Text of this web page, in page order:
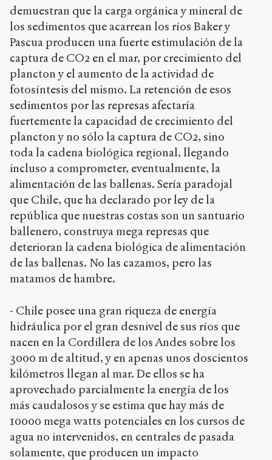
demuestran que la carga orgánica y mineral de
los sedimentos que acarrean los ríos Baker y
Pascua producen una fuerte estimulación de la
captura de CO2 en el mar, por crecimiento del
plancton y el aumento de la actividad de
fotosíntesis del mismo. La retención de esos
sedimentos por las represas afectaría
fuertemente la capacidad de crecimiento del
plancton y no sólo la captura de CO2, sino
toda la cadena biológica regional, llegando
incluso a comprometer, eventualmente, la
alimentación de las ballenas. Sería paradojal
que Chile, que ha declarado por ley de la
república que nuestras costas son un santuario
ballenero, construya mega represas que
deterioran la cadena biológica de alimentación
de las ballenas. No las cazamos, pero las
matamos de hambre.
- Chile posee una gran riqueza de energía
hidráulica por el gran desnivel de sus ríos que
nacen en la Cordillera de los Andes sobre los
3000 m de altitud, y en apenas unos doscientos
kilómetros llegan al mar. De ellos se ha
aprovechado parcialmente la energía de los
más caudalosos y se estima que hay más de
10000 mega watts potenciales en los cursos de
agua no intervenidos, en centrales de pasada
solamente, que producen un impacto